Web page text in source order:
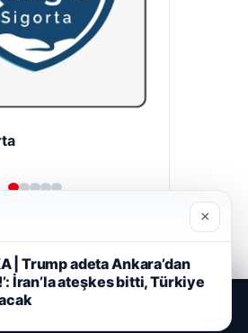
×
| Trump adeta Ankara’dan
İran’la ateşkes bitti, Türkiye